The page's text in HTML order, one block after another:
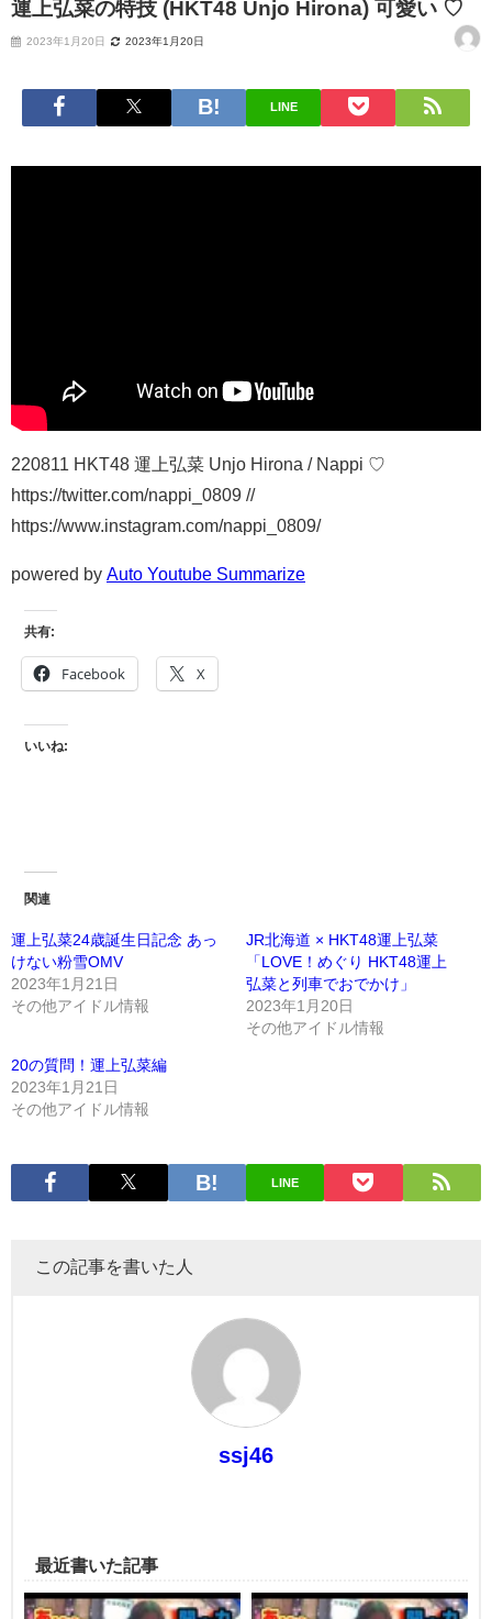
運上弘菜の特技 (HKT48 Unjo Hirona) 可愛い ♡
2023年1月20日 2023年1月20日
LINE
220811 HKT48 運上弘菜 Unjo Hirona / Nappi ♡
https://twitter.com/nappi_0809 //
https://www.instagram.com/nappi_0809/
powered by Auto Youtube Summarize
共有:
Facebook X
いいね:
関連
運上弘菜24歳誕生日記念 あっ
けない粉雪OMV
2023年1月21日
その他アイドル情報
JR北海道 × HKT48運上弘菜
「LOVE！めぐり HKT48運上
弘菜と列車でおでかけ」
2023年1月20日
その他アイドル情報
20の質問！運上弘菜編
2023年1月21日
その他アイドル情報
LINE
この記事を書いた人
ssj46
最近書いた記事